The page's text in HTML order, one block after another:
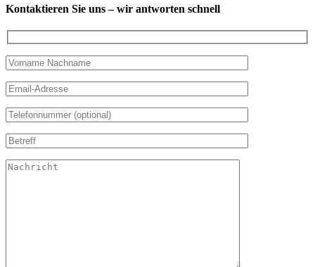
Kontaktieren Sie uns – wir antworten schnell